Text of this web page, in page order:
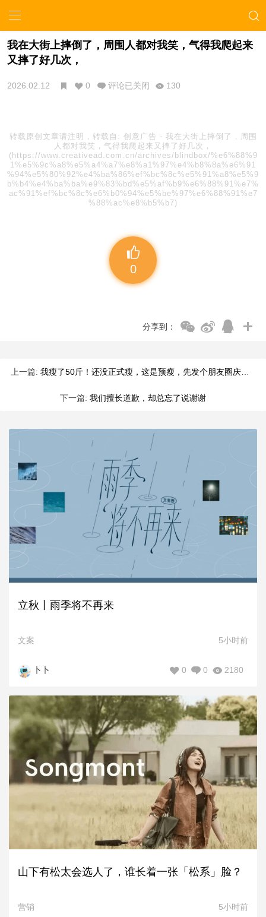
我在大街上摔倒了，周围人都对我笑，气得我爬起来
又摔了好几次，
2026.02.12 0 评论已关闭 130
转载原创文章请注明，转载自: 创意广告 - 我在大街上摔倒了，周围
人都对我笑，气得我爬起来又摔了好几次，
(https://www.creativead.com.cn/archives/blindbox/%e6%88%9
1%e5%9c%a8%e5%a4%a7%e8%a1%97%e4%b8%8a%e6%91
%94%e5%80%92%e4%ba%86%ef%bc%8c%e5%91%a8%e5%9
b%b4%e4%ba%ba%e9%83%bd%e5%af%b9%e6%88%91%e7%
ac%91%ef%bc%8c%e6%b0%94%e5%be%97%e6%88%91%e7
%88%ac%e8%b5%b7)
0
分享到：
上一篇: 我瘦了50斤！还没正式瘦，这是预瘦，先发个朋友圈庆祝一下。
下一篇: 我们擅长道歉，却总忘了说谢谢
立秋丨雨季将不再来
文案 5小时前
卜卜 2180
0
0
山下有松太会选人了，谁长着一张「松系」脸？
营销 5小时前